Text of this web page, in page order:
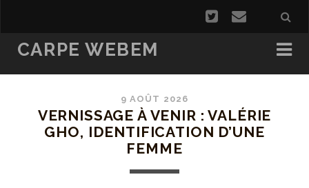
CARPE WEBEM
9 AOÛT 2026
VERNISSAGE À VENIR : VALÉRIE
GHO, IDENTIFICATION D’UNE
FEMME